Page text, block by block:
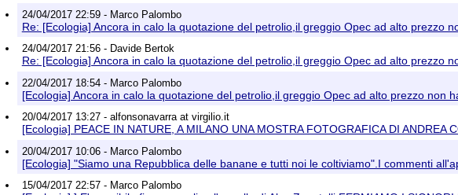
24/04/2017 22:59 - Marco Palombo
Re: [Ecologia] Ancora in calo la quotazione del petrolio,il greggio Opec ad alto prezzo
24/04/2017 21:56 - Davide Bertok
Re: [Ecologia] Ancora in calo la quotazione del petrolio,il greggio Opec ad alto prezzo
22/04/2017 18:54 - Marco Palombo
[Ecologia] Ancora in calo la quotazione del petrolio,il greggio Opec ad alto prezzo non
20/04/2017 13:27 - alfonsonavarra at virgilio.it
[Ecologia] PEACE IN NATURE, A MILANO UNA MOSTRA FOTOGRAFICA DI ANDREA
20/04/2017 10:06 - Marco Palombo
[Ecologia] "Siamo una Repubblica delle banane e tutti noi le coltiviamo".I commenti
15/04/2017 22:57 - Marco Palombo